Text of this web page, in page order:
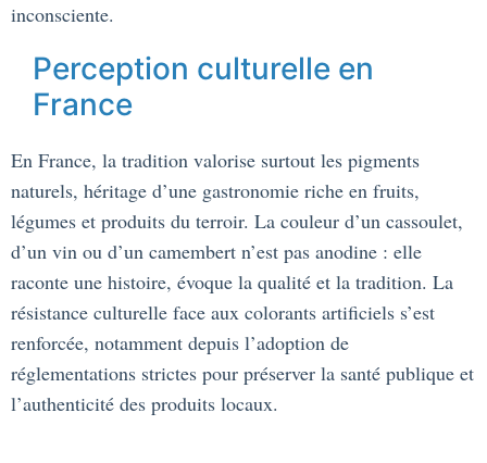
inconsciente.
Perception culturelle en
France
En France, la tradition valorise surtout les pigments
naturels, héritage d’une gastronomie riche en fruits,
légumes et produits du terroir. La couleur d’un cassoulet,
d’un vin ou d’un camembert n’est pas anodine : elle
raconte une histoire, évoque la qualité et la tradition. La
résistance culturelle face aux colorants artificiels s’est
renforcée, notamment depuis l’adoption de
réglementations strictes pour préserver la santé publique et
l’authenticité des produits locaux.